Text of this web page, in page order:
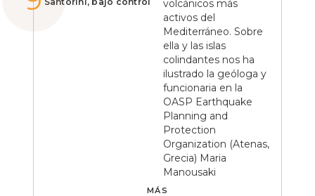
volcánicos más
activos del
Mediterráneo. Sobre
ella y las islas
colindantes nos ha
ilustrado la geóloga y
funcionaria en la
OASP Earthquake
Planning and
Protection
Organization (Atenas,
Grecia) Maria
Manousaki
MÁS